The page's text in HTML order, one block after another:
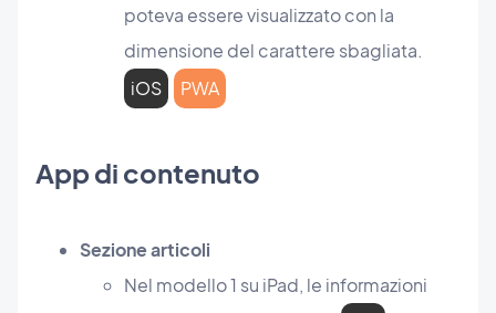
poteva essere visualizzato con la
dimensione del carattere sbagliata.
iOS
PWA
App di contenuto
Sezione articoli
Nel modello 1 su iPad, le informazioni